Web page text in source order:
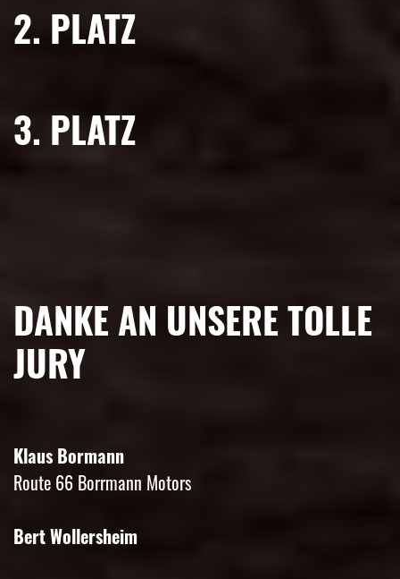
2. PLATZ
3. PLATZ
DANKE AN UNSERE TOLLE
JURY
Klaus Bormann
Route 66 Borrmann Motors
Bert Wollersheim